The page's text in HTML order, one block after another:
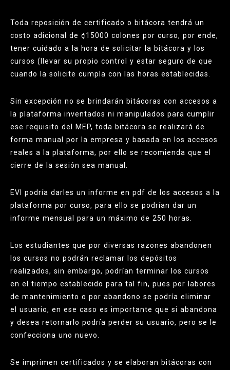
Toda reposición de certificado o bitácora tendrá un
costo adicional de ¢15000 colones por curso, por ende,
tener cuidado a la hora de solicitar la bitácora y los
cursos (llevar su propio control y estar seguro de que
cuando la solicite cumpla con las horas establecidas.
Sin excepción no se brindarán bitácoras con accesos a
la plataforma inventados ni manipulados para cumplir
ese requisito del MEP, toda bitácora se realizará de
forma manual por la empresa y basada en los accesos
reales a la plataforma, por ello se recomienda que el
cierre de la sesión sea manual.
EVI podría darles un informe en pdf de los accesos a la
plataforma por curso, para ello se podrían dar un
informe mensual para un máximo de 250 horas.
Los estudiantes que por diversas razones abandonen
los cursos no podrán reclamar los depósitos
realizados, sin embargo, podrían terminar los cursos
en el tiempo establecido para tal fin, pues por labores
de mantenimiento o por abandono se podría eliminar
el usuario, en ese caso es importante que si abandona
y desea retornarlo podría perder su usuario, pero se le
confecciona uno nuevo.
Se imprimen certificados y se elaboran bitácoras con